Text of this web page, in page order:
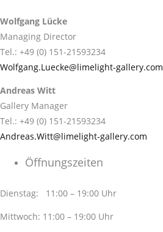
Wolfgang Lücke
Managing Director
Tel.: +49 (0) 151-21593234
Wolfgang.Luecke@limelight-gallery.com
Andreas Witt
Gallery Manager
Tel.: +49 (0) 151-21593234
Andreas.Witt@limelight-gallery.com
Öffnungszeiten
Dienstag: 11:00 – 19:00 Uhr
Mittwoch: 11:00 – 19:00 Uhr